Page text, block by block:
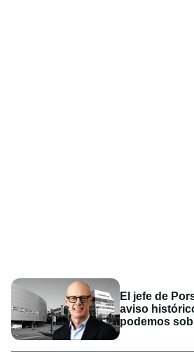
El jefe de
aviso
podemos